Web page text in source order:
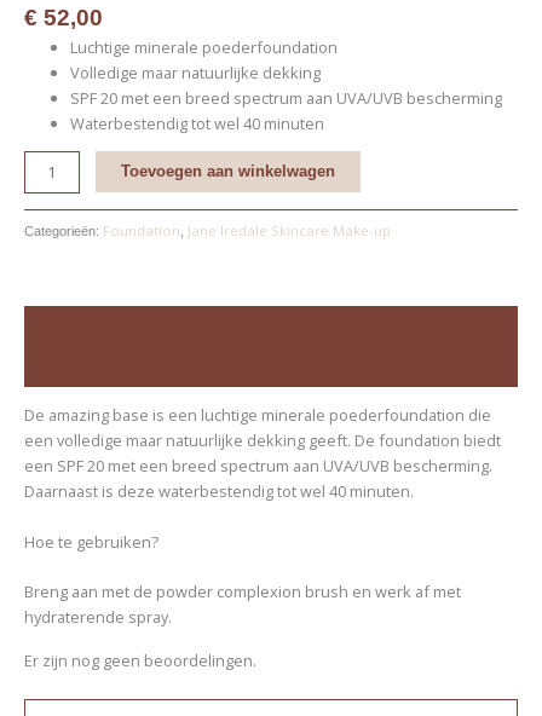
€ 52,00
Luchtige minerale poederfoundation
Volledige maar natuurlijke dekking
SPF 20 met een breed spectrum aan UVA/UVB bescherming
Waterbestendig tot wel 40 minuten
Toevoegen aan winkelwagen
Categorieën: Foundation Jane Iredale Skincare Make-up
De amazing base is een luchtige minerale poederfoundation die
een volledige maar natuurlijke dekking geeft. De foundation biedt
een SPF 20 met een breed spectrum aan UVA/UVB bescherming.
Daarnaast is deze waterbestendig tot wel 40 minuten.
Hoe te gebruiken?
Breng aan met de powder complexion brush en werk af met
hydraterende spray.
Er zijn nog geen beoordelingen.